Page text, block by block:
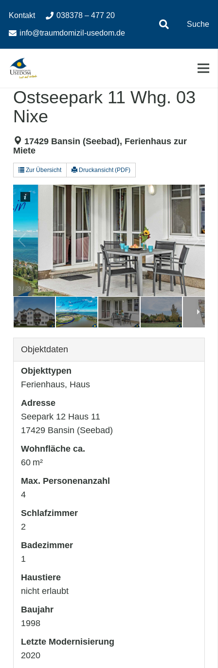
Inhalt
springen
Navigation
springen
Kontakt 038378 – 477 20
info@traumdomizil-usedom.de
Suche
Ostseepark 11 Whg. 03
Nixe
17429 Bansin (Seebad), Ferienhaus zur
Miete
Zur Übersicht Druckansicht (PDF)
3 / 29
Objektdaten
Objekttypen
Ferienhaus, Haus
Adresse
Seepark 12 Haus 11
17429 Bansin (Seebad)
Wohnfläche ca.
60 m²
Max. Personenanzahl
4
Schlafzimmer
2
Badezimmer
1
Haustiere
nicht erlaubt
Baujahr
1998
Letzte Modernisierung
2020